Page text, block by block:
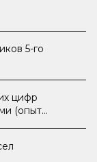
5-го
цифр
(опыт